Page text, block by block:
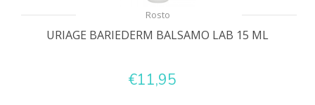
Rosto
URIAGE BARIEDERM BALSAMO LAB 15 ML
€11,95